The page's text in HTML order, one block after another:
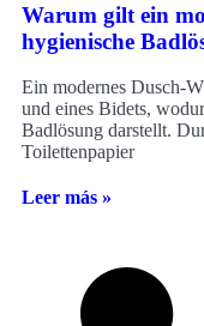
Warum gilt ein
hygienische
Ein modernes Dusch-
und eines Bidets,
Badlösung darstellt.
Toilettenpapier
Leer más »